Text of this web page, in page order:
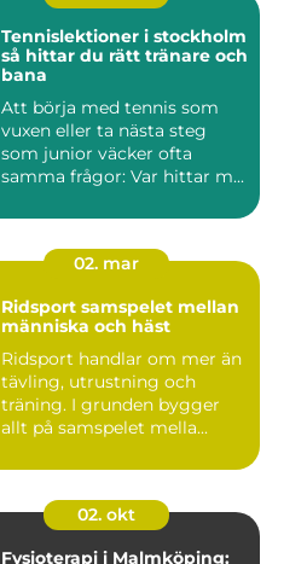
Tennislektioner i stockholm
så hittar du rätt tränare och
bana
Att börja med tennis som
vuxen eller ta nästa steg
som junior väcker ofta
samma frågor: Var hittar m...
02. mar
Ridsport samspelet mellan
människa och häst
Ridsport handlar om mer än
tävling, utrustning och
träning. I grunden bygger
allt på samspelet mella...
02. okt
Fysioterapi i Malmköping: